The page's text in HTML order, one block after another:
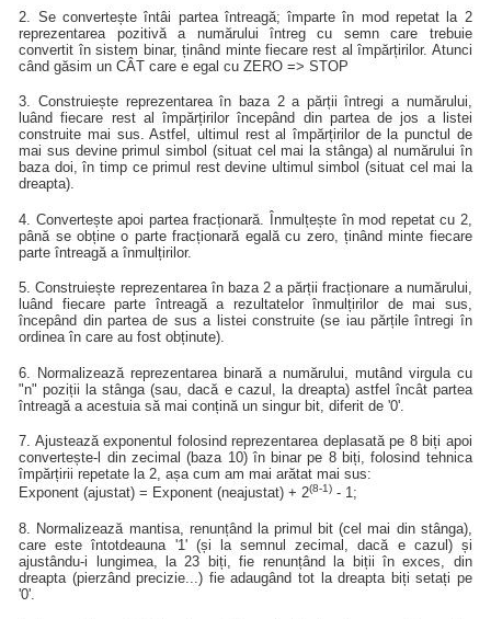
2. Se convertește întâi partea întreagă; împarte în mod repetat la 2
reprezentarea pozitivă a numărului întreg cu semn care trebuie
convertit în sistem binar, ținând minte fiecare rest al împărțirilor. Atunci
când găsim un CÂT care e egal cu ZERO => STOP
3. Construiește reprezentarea în baza 2 a părții întregi a numărului,
luând fiecare rest al împărțirilor începând din partea de jos a listei
construite mai sus. Astfel, ultimul rest al împărțirilor de la punctul de
mai sus devine primul simbol (situat cel mai la stânga) al numărului în
baza doi, în timp ce primul rest devine ultimul simbol (situat cel mai la
dreapta).
4. Convertește apoi partea fracționară. Înmulțește în mod repetat cu 2,
până se obține o parte fracționară egală cu zero, ținând minte fiecare
parte întreagă a înmulțirilor.
5. Construiește reprezentarea în baza 2 a părții fracționare a numărului,
luând fiecare parte întreagă a rezultatelor înmulțirilor de mai sus,
începând din partea de sus a listei construite (se iau părțile întregi în
ordinea în care au fost obținute).
6. Normalizează reprezentarea binară a numărului, mutând virgula cu
"n" poziții la stânga (sau, dacă e cazul, la dreapta) astfel încât partea
întreagă a acestuia să mai conțină un singur bit, diferit de '0'.
7. Ajustează exponentul folosind reprezentarea deplasată pe 8 biți apoi
convertește-l din zecimal (baza 10) în binar pe 8 biți, folosind tehnica
împărțirii repetate la 2, așa cum am mai arătat mai sus:
Exponent (ajustat) = Exponent (neajustat) + 2(8-1) - 1;
8. Normalizează mantisa, renunțând la primul bit (cel mai din stânga),
care este întotdeauna '1' (și la semnul zecimal, dacă e cazul) și
ajustându-i lungimea, la 23 biți, fie renunțând la biții în exces, din
dreapta (pierzând precizie...) fie adaugând tot la dreapta biți setați pe
'0'.